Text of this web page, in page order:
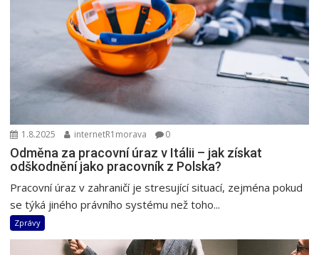
1.8.2025 internetR1morava 0
Odměna za pracovní úraz v Itálii – jak získat
odškodnění jako pracovník z Polska?
Pracovní úraz v zahraničí je stresující situací, zejména pokud
se týká jiného právního systému než toho...
Zprávy